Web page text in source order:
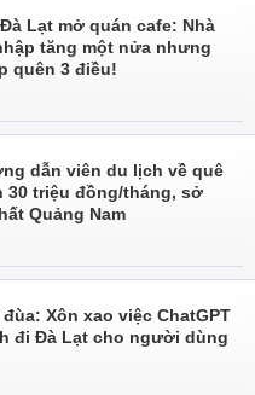
Lạt mở quán cafe: Nhà
tăng một nửa nhưng
quên 3 điều!
dẫn viên du lịch về quê
30 triệu đồng/tháng, sở
Quảng Nam
Xôn xao việc ChatGPT
đi Đà Lạt cho người dùng